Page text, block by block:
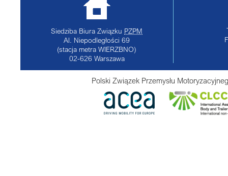
Siedziba Biura Związku PZPM
Al. Niepodległości 69
(stacja metra WIERZBNO)
02-626 Warszawa
Polski Związek Przemysłu